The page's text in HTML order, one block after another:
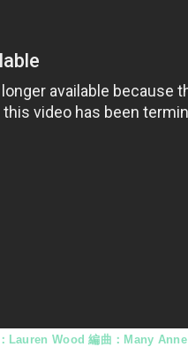
Lauren Wood 編曲：Many Anne